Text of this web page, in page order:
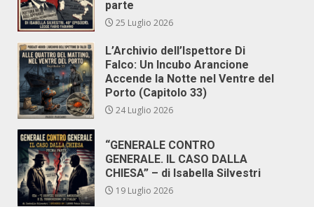
parte
25 Luglio 2026
L’Archivio dell’Ispettore Di
Falco: Un Incubo Arancione
Accende la Notte nel Ventre del
Porto (Capitolo 33)
24 Luglio 2026
“GENERALE CONTRO
GENERALE. IL CASO DALLA
CHIESA” – di Isabella Silvestri
19 Luglio 2026